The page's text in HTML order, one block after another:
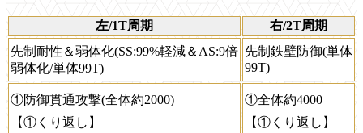
左/1T周期
右/2T周期
先制耐性＆弱体化(SS:99%軽減＆AS:9倍
弱体化/単体99T)
先制鉄壁防御(単体
99T)
①防御貫通攻撃(全体約2000)
【①くり返し】
①全体約4000
【①くり返し】